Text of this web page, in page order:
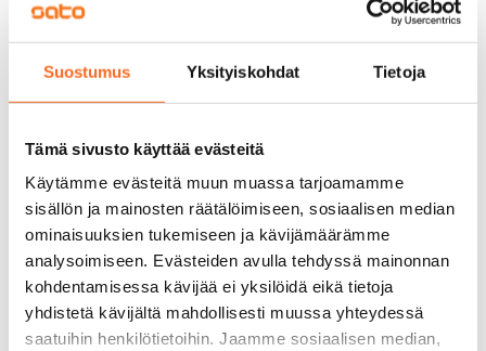
Suostumus Yksityiskohdat Tietoja
Tämä sivusto käyttää evästeitä
Käytämme evästeitä muun muassa tarjoamamme
sisällön ja mainosten räätälöimiseen, sosiaalisen median
ominaisuuksien tukemiseen ja kävijämäärämme
analysoimiseen. Evästeiden avulla tehdyssä mainonnan
kohdentamisessa kävijää ei yksilöidä eikä tietoja
yhdistetä kävijältä mahdollisesti muussa yhteydessä
saatuihin henkilötietoihin. Jaamme sosiaalisen median,
Vuokravakuus
0 €, (yrityksille min. 1 kk vuokra)
Pakollinen, ei sisälly vuokraan
Vesimaksu
27 €/hlö/kk
Sähkömaksu
Vuokralainen solmii itse sähkösopimuksen.
Laajakaista